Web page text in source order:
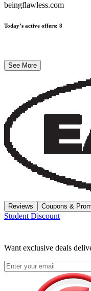
beingflawless.com
Today’s active offers: 8
See More
Reviews Coupons &
Student Discount
Want exclusive deals